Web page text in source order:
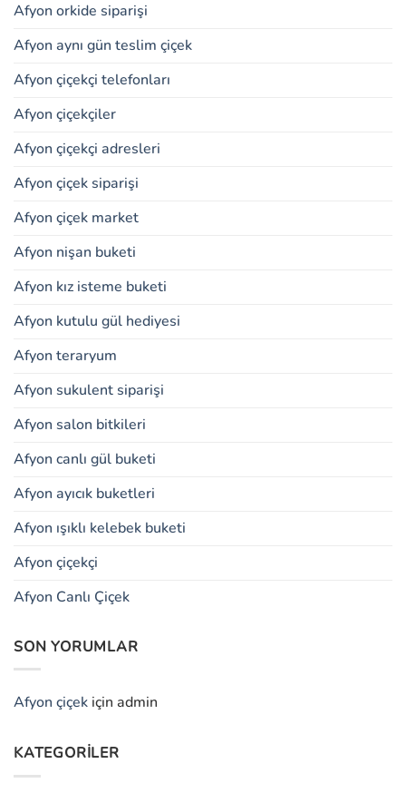
Afyon orkide siparişi
Afyon aynı gün teslim çiçek
Afyon çiçekçi telefonları
Afyon çiçekçiler
Afyon çiçekçi adresleri
Afyon çiçek siparişi
Afyon çiçek market
Afyon nişan buketi
Afyon kız isteme buketi
Afyon kutulu gül hediyesi
Afyon teraryum
Afyon sukulent siparişi
Afyon salon bitkileri
Afyon canlı gül buketi
Afyon ayıcık buketleri
Afyon ışıklı kelebek buketi
Afyon çiçekçi
Afyon Canlı Çiçek
SON YORUMLAR
Afyon çiçek için admin
KATEGORILER